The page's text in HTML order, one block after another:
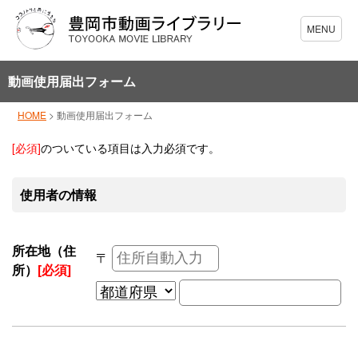
動画使用届出フォーム
HOME > 動画使用届出フォーム
[必須]のついている項目は入力必須です。
使用者の情報
所在地（住
所） [必須]
〒